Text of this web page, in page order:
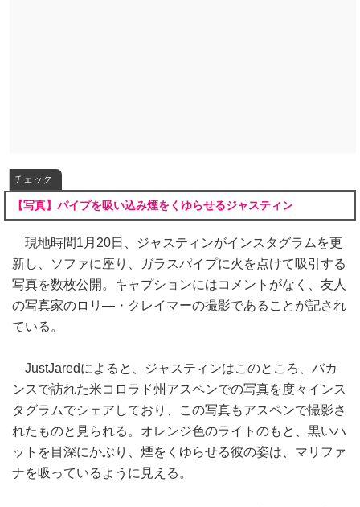
チェック
【写真】パイプを吸い込み煙をくゆらせるジャスティン
現地時間1月20日、ジャスティンがインスタグラムを更
新し、ソファに座り、ガラスパイプに火を点けて吸引する
写真を数枚公開。キャプションにはコメントがなく、友人
の写真家のロリ―・クレイマーの撮影であることが記され
ている。
JustJaredによると、ジャスティンはこのところ、バカ
ンスで訪れた米コロラド州アスペンでの写真を度々インス
タグラムでシェアしており、この写真もアスペンで撮影さ
れたものと見られる。オレンジ色のライトのもと、黒いハ
ットを目深にかぶり、煙をくゆらせる彼の姿は、マリファ
ナを吸っているように見える。